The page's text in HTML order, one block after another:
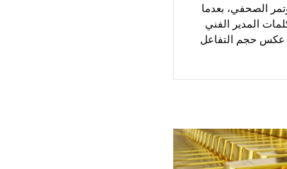
الصحفي، بعدما
المدير الفني
عكس حجم التفاعل